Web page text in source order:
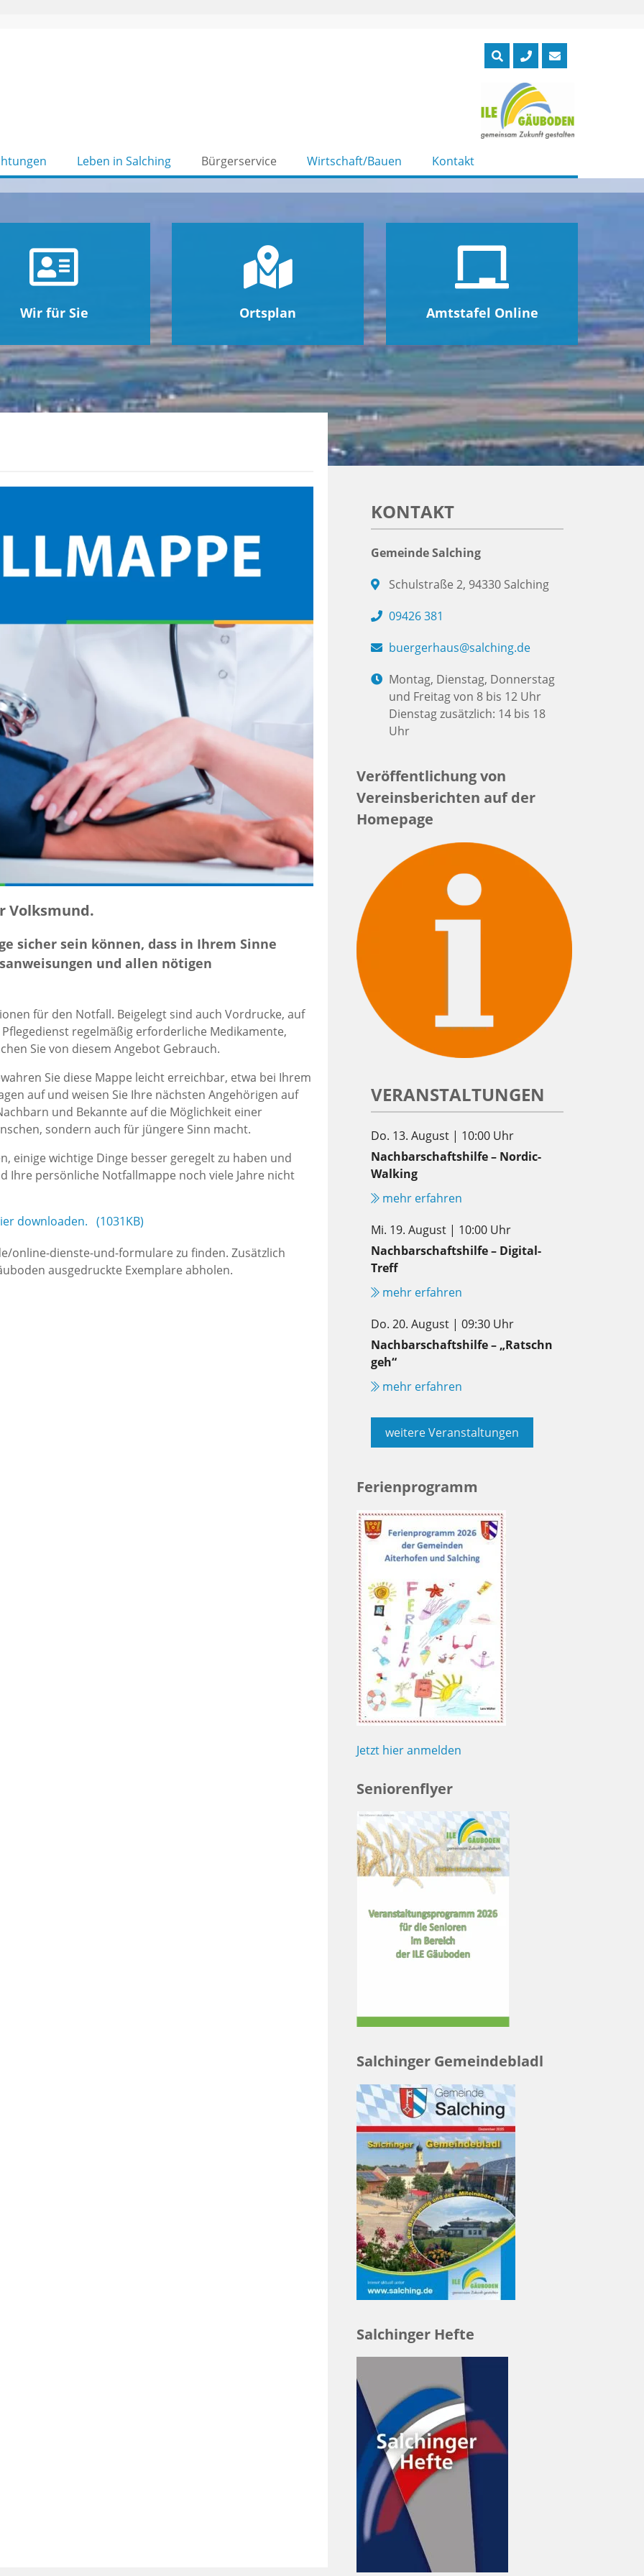
Leben in Salching Bürgerservice Wirtschaft/Bauen Kontakt
Wir für Sie Ortsplan Amtstafel Online
Volksmund.
sicher sein können, dass in Ihrem Sinne
und allen nötigen
für den Notfall. Beigelegt sind auch Vordrucke, auf
regelmäßig erforderliche Medikamente,
Sie von diesem Angebot Gebrauch.
Sie diese Mappe leicht erreichbar, etwa bei Ihrem
auf und weisen Sie Ihre nächsten Angehörigen auf
und Bekannte auf die Möglichkeit einer
sondern auch für jüngere Sinn macht.
einige wichtige Dinge besser geregelt zu haben und
Ihre persönliche Notfallmappe noch viele Jahre nicht
downloaden. (1031KB)
online-dienste-und-formulare zu finden. Zusätzlich
ausgedruckte Exemplare abholen.
KONTAKT
Gemeinde Salching
Schulstraße 2, 94330 Salching
09426 381
buergerhaus@salching.de
Montag, Dienstag, Donnerstag
und Freitag von 8 bis 12 Uhr
Dienstag zusätzlich: 14 bis 18
Uhr
Veröffentlichung von
Vereinsberichten auf der
Homepage
VERANSTALTUNGEN
Do. 13. August | 10:00 Uhr
Nachbarschaftshilfe – Nordic-
Walking
mehr erfahren
Mi. 19. August | 10:00 Uhr
Nachbarschaftshilfe – Digital-
Treff
mehr erfahren
Do. 20. August | 09:30 Uhr
Nachbarschaftshilfe – „Ratschn
geh“
mehr erfahren
weitere Veranstaltungen
Ferienprogramm
Jetzt hier anmelden
Seniorenflyer
Salchinger Gemeindebladl
Salchinger Hefte